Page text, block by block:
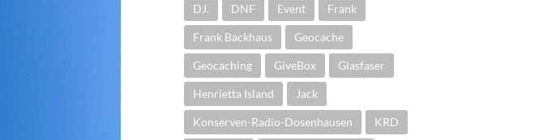
DJ. DNF Event Frank
Frank Backhaus Geocache
Geocaching GiveBox Glasfaser
Henrietta Island Jack
Konserven-Radio-Dosenhausen KRD